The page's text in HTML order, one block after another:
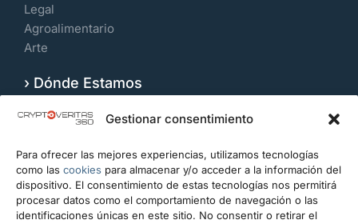
Gestionar consentimiento
Para ofrecer las mejores experiencias, utilizamos tecnologías
como las cookies para almacenar y/o acceder a la información del
dispositivo. El consentimiento de estas tecnologías nos permitirá
procesar datos como el comportamiento de navegación o las
identificaciones únicas en este sitio. No consentir o retirar el
Legal
Agroalimentario
Arte
› Dónde Estamos
Velázquez 109, 7º Izquierda. 28006, Madrid.
CONTACTO
info@cryptoveritas360.com
+34 919 993 434